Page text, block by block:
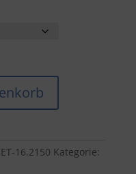
16.2150 Kategorie: